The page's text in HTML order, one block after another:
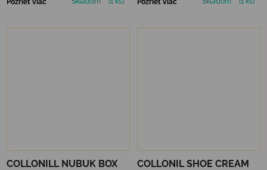
Pozrieť viac Pozrieť viac
COLLONILL NUBUK BOX
COLLONIL SHOE CREAM